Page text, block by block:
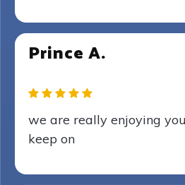
Prince A.
we are really enjoying
keep on